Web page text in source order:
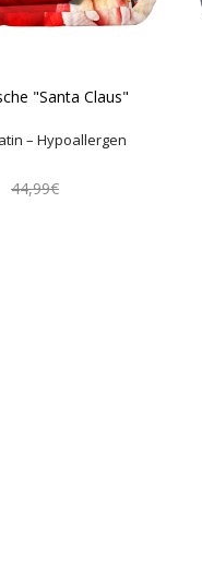
"Santa Claus"
– Hypoallergen
44,99€